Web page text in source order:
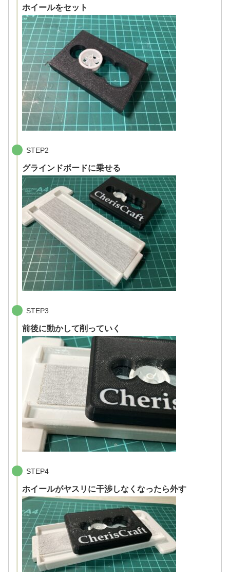
ホイールをセット
STEP2
グラインドボードに乗せる
STEP3
前後に動かして削っていく
STEP4
ホイールがヤスリに干渉しなくなったら外す